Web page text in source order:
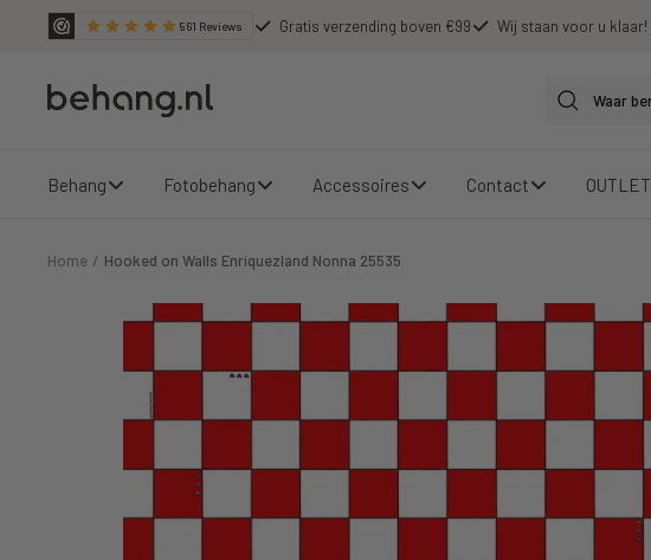
561 Reviews Gratis verzending boven €99 Wij staan voor u klaar!
Behang.nl
Behang Fotobehang Accessoires Contact OUTLET
Home Hooked on Walls Enriquezland Nonna 25535